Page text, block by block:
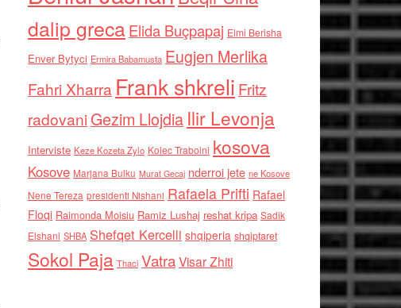
dalip grecaElida Buçpapaj Elmi Berisha
Enver Bytyci Ermira Babamusta Eugjen Merlika
Fahri Xharra Frank shkreli Fritz
radovaniGezim Llojdia Ilir Levonja
Interviste Keze Kozeta Zylo Kolec Traboini kosova
Kosove Marjana Bulku Murat Gecaj nderroi jete ne Kosove
Nene Tereza presidenti Nishani Rafaela Prifti Rafael
Floqi Raimonda Moisiu Ramiz Lushaj reshat kripa Sadik
Elshani SHBA Shefqet Kercelli shqiperia shqiptaret
Sokol Paja Thaci VatraVisar Zhiti